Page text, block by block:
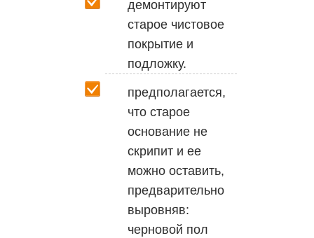
демонтируют
старое чистовое
покрытие и
подложку.
предполагается,
что старое
основание не
скрипит и ее
можно оставить,
предварительно
выровняв:
черновой пол